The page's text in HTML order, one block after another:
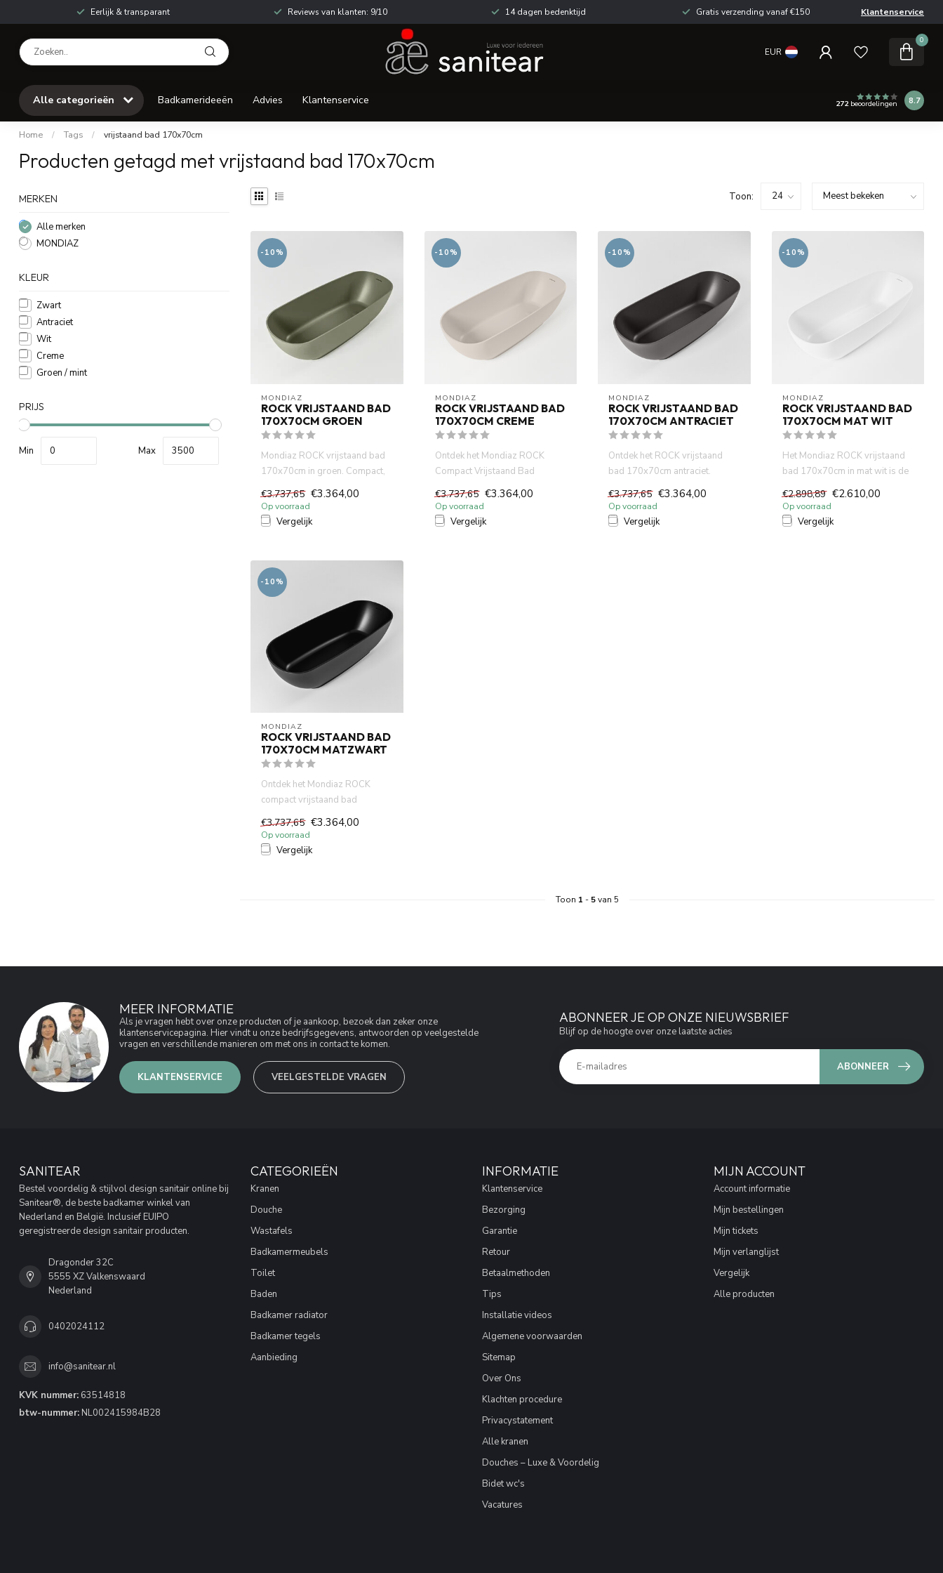
Eerlijk & transparant Reviews van klanten: 9/10 14 dagen bedenktijd Gratis verzending vanaf €150 Klantenservice
EUR
0
Alle categorieën Badkamerideeën Advies Klantenservice 272beoordelingen 8.7
Home / Tags / vrijstaand bad 170x70cm
Producten getagd met vrijstaand bad 170x70cm
MERKEN
Alle merken
MONDIAZ
KLEUR
Zwart
Antraciet
Wit
Creme
Groen / mint
PRIJS
Min Max
Toon:
-10%
MONDIAZ
ROCK VRIJSTAAND BAD
170X70CM GROEN
Mondiaz ROCK vrijstaand bad
170x70cm in groen. Compact,
€3.737,65 €3.364,00
Op voorraad
Vergelijk
-10%
MONDIAZ
ROCK VRIJSTAAND BAD
170X70CM CREME
Ontdek het Mondiaz ROCK
Compact Vrijstaand Bad
compact ont...
€3.737,65 €3.364,00
Op voorraad
Vergelijk
-10%
MONDIAZ
ROCK VRIJSTAAND BAD
170X70CM ANTRACIET
Ontdek het ROCK vrijstaand
bad 170x70cm antraciet.
€3.737,65 €3.364,00
Op voorraad
Vergelijk
-10%
MONDIAZ
ROCK VRIJSTAAND BAD
170X70CM MAT WIT
Het Mondiaz ROCK vrijstaand
bad 170x70cm in mat wit is de
€2.898,89 €2.610,00
Op voorraad
Vergelijk
-10%
MONDIAZ
ROCK VRIJSTAAND BAD
170X70CM MATZWART
Ontdek het Mondiaz ROCK
compact vrijstaand bad
170x70cm matzwart. Modern
design,...
€3.737,65 €3.364,00
Op voorraad
Vergelijk
Toon 1 - 5van 5
MEER INFORMATIE
Als je vragen hebt over onze producten of je aankoop, bezoek dan zeker onze
klantenservicepagina. Hier vindt u onze bedrijfsgegevens, antwoorden op veelgestelde
vragen en verschillende manieren om met ons in contact te komen.
KLANTENSERVICE VEELGESTELDE VRAGEN
ABONNEER JE OP ONZE NIEUWSBRIEF
Blijf op de hoogte over onze laatste acties
ABONNEER
SANITEAR
Bestel voordelig & stijlvol design sanitair online bij
Sanitear®, de beste badkamer winkel van
Nederland en België. Inclusief EUIPO
geregistreerde design sanitair producten.
Dragonder 32C
5555 XZ Valkenswaard
Nederland
0402024112
info@sanitear.nl
KVK nummer: 63514818
btw-nummer: NL002415984B28
CATEGORIEËN
Kranen
Douche
Wastafels
Badkamermeubels
Toilet
Baden
Badkamer radiator
Badkamer tegels
Aanbieding
INFORMATIE
Klantenservice
Bezorging
Garantie
Retour
Betaalmethoden
Tips
Installatie videos
Algemene voorwaarden
Sitemap
Over Ons
Klachten procedure
Privacystatement
Alle kranen
Douches – Luxe & Voordelig
Bidet wc's
Vacatures
MIJN ACCOUNT
Account informatie
Mijn bestellingen
Mijn tickets
Mijn verlanglijst
Vergelijk
Alle producten